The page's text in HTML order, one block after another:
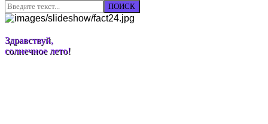
ПОИСК
Здравствуй,
солнечное лето!